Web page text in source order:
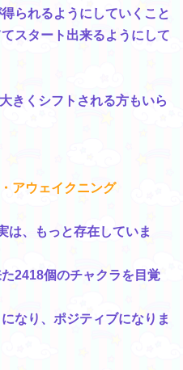
られるようにしていくこと
スタート出来るようにして
きくシフトされる方もいら
アウェイクニング
は、もっと存在していま
2418個のチャクラを目覚
なり、ポジティブになりま